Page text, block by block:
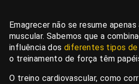
Emagrecer não se resume
muscular. Sabemos que a
influência dosdiferentes tipos de
o treinamento de força têm
O treino cardiovascular, como